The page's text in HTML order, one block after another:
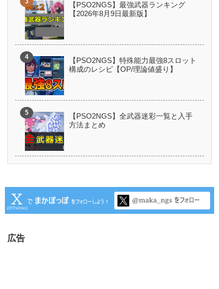
【PSO2NGS】最強武器ランキング
【2026年8月9日最新版】
【PSO2NGS】特殊能力最強8スロット
構成のレシピ【OP/理論値盛り】
【PSO2NGS】全武器迷彩一覧と入手
方法まとめ
広告